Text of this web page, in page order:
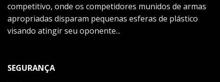
competitivo, onde os competidores munidos de armas
apropriadas disparam pequenas esferas de plástico
visando atingir seu oponente...
SEGURANÇA